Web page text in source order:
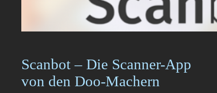
Scanbot – Die Scanner-App
von den Doo-Machern